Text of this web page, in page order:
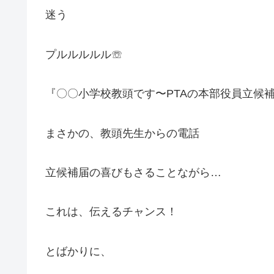
迷う
プルルルルル☏
『〇〇小学校教頭です〜PTAの本部役員立候
まさかの、教頭先生からの電話
立候補届の喜びもさることながら…
これは、伝えるチャンス！
とばかりに、